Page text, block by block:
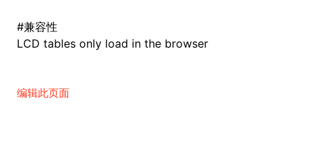
#兼容性
LCD tables only load in the browser
编辑此页面